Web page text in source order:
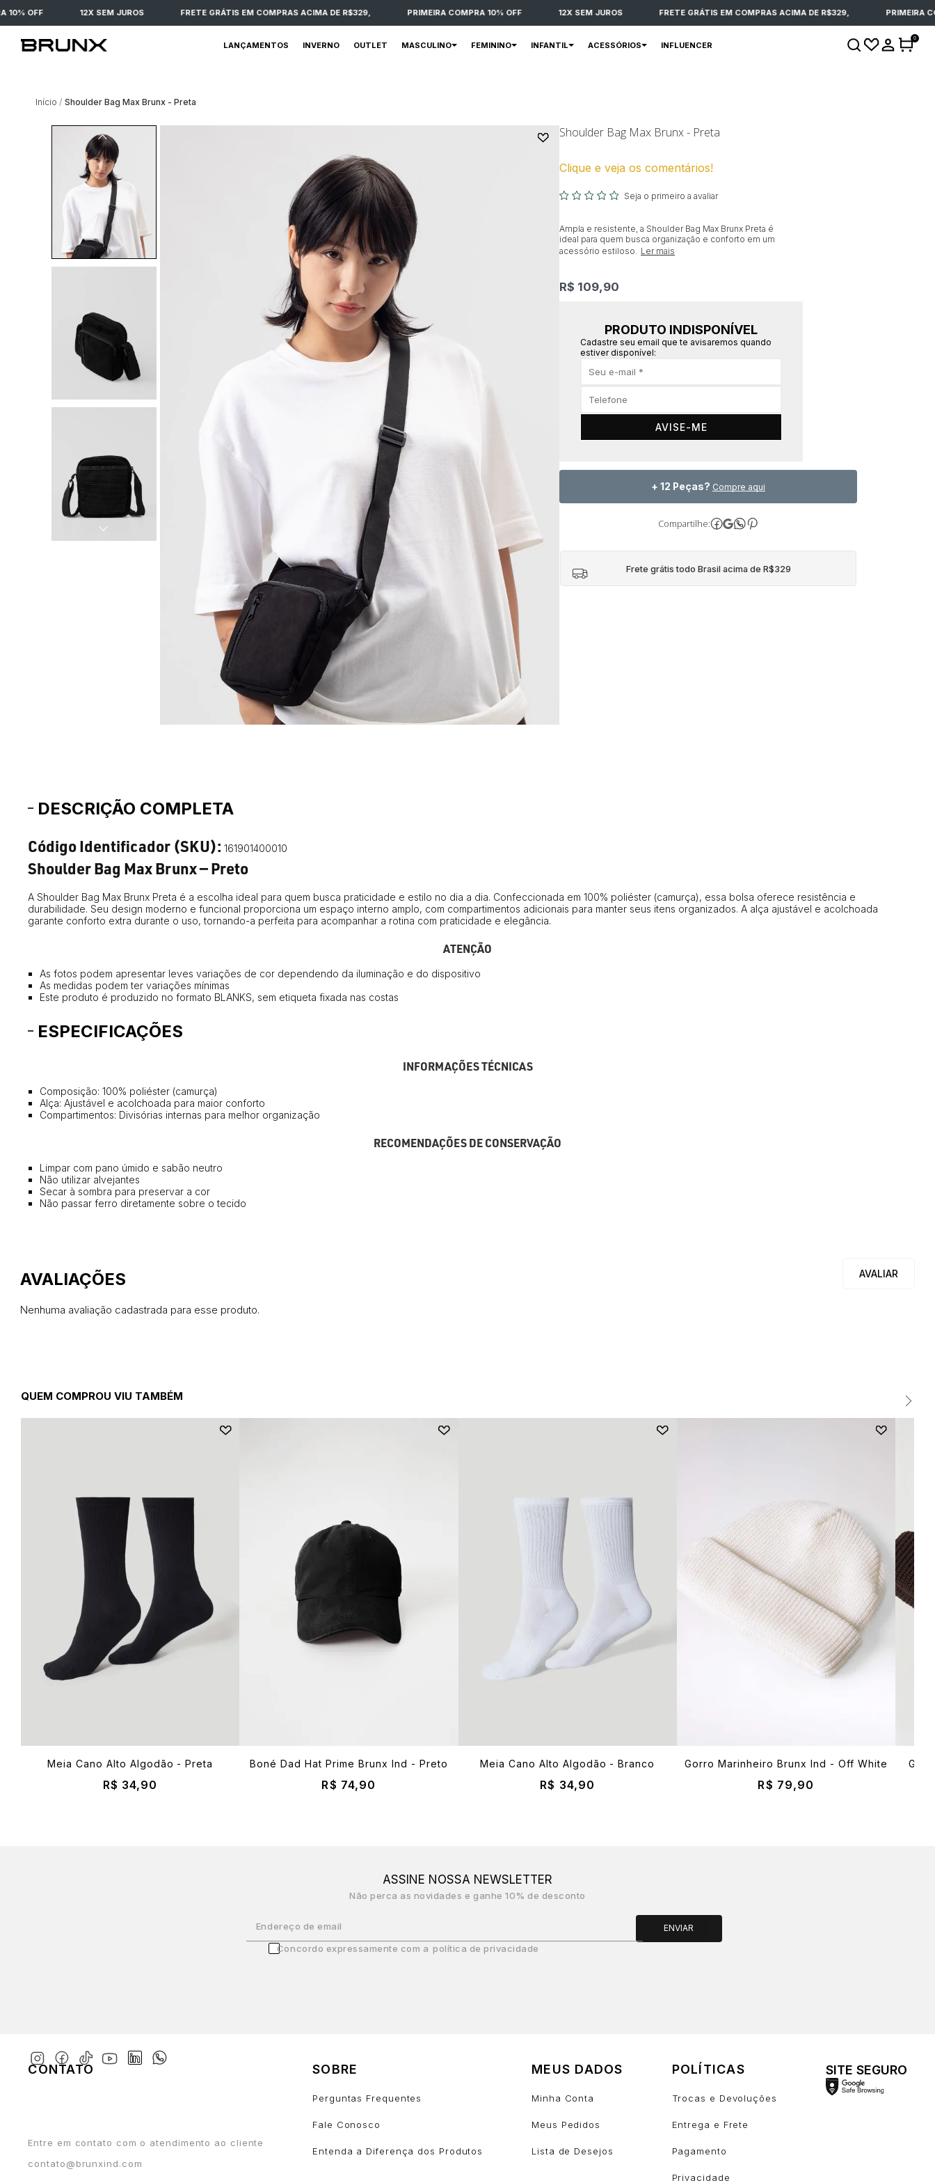
OFF 12X SEM JUROS FRETE GRÁTIS EM COMPRAS ACIMA DE R$329, PRIMEIRA COMPRA 10% OFF 12X SEM JUROS FRETE GRÁTIS EM COMPRAS ACIMA DE R$329, PRIMEIRA
LANÇAMENTOS INVERNO OUTLET MASCULINO FEMININO INFANTIL ACESSÓRIOS INFLUENCER
0
Início Shoulder Bag Max Brunx - Preta
Shoulder Bag Max Brunx - Preta
Clique e veja os comentários!
Seja o primeiro a avaliar
Ampla e resistente, a Shoulder Bag Max Brunx Preta é
ideal para quem busca organização e conforto em um
acessório estiloso. Ler mais
R$ 109,90
PRODUTO INDISPONÍVEL
Cadastre seu email que te avisaremos quando
estiver disponível:
AVISE-ME
+ 12 Peças? Compre aqui
Compartilhe:
Frete grátis todo Brasil acima de R$329
DESCRIÇÃO COMPLETA
Código Identificador (SKU): 161901400010
Shoulder Bag Max Brunx — Preto
A Shoulder Bag Max Brunx Preta é a escolha ideal para quem busca praticidade e estilo no dia a dia. Confeccionada em 100% poliéster (camurça), essa bolsa oferece resistência e
durabilidade. Seu design moderno e funcional proporciona um espaço interno amplo, com compartimentos adicionais para manter seus itens organizados. A alça ajustável e acolchoada
garante conforto extra durante o uso, tornando-a perfeita para acompanhar a rotina com praticidade e elegância.
ATENÇÃO
As fotos podem apresentar leves variações de cor dependendo da iluminação e do dispositivo
As medidas podem ter variações mínimas
Este produto é produzido no formato BLANKS, sem etiqueta fixada nas costas
ESPECIFICAÇÕES
INFORMAÇÕES TÉCNICAS
Composição: 100% poliéster (camurça)
Alça: Ajustável e acolchoada para maior conforto
Compartimentos: Divisórias internas para melhor organização
RECOMENDAÇÕES DE CONSERVAÇÃO
Limpar com pano úmido e sabão neutro
Não utilizar alvejantes
Secar à sombra para preservar a cor
Não passar ferro diretamente sobre o tecido
Nenhuma avaliação cadastrada para esse produto.
QUEM COMPROU VIU TAMBÉM
Meia Cano Alto Algodão - Preta
R$ 34,90
Boné Dad Hat Prime Brunx Ind - Preto
R$ 74,90
Meia Cano Alto Algodão - Branco
R$ 34,90
Gorro Marinheiro Brunx Ind - Off White
R$ 79,90
ASSINE NOSSA NEWSLETTER
Não perca as novidades e ganhe 10% de desconto
Endereço de email ENVIAR
Concordo expressamente com a política de privacidade
CONTATO
Entre em contato com o atendimento ao cliente
contato@brunxind.com
SOBRE
Perguntas Frequentes
Fale Conosco
Entenda a Diferença dos Produtos
MEUS DADOS
Minha Conta
Meus Pedidos
Lista de Desejos
POLÍTICAS
Trocas e Devoluções
Entrega e Frete
Pagamento
Privacidade
SITE SEGURO